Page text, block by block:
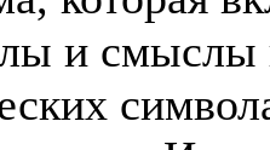
и смыслы